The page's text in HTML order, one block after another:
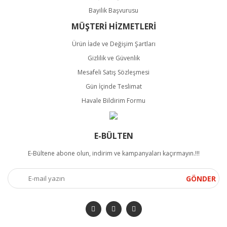
Bayilik Başvurusu
MÜŞTERİ HİZMETLERİ
Ürün İade ve Değişim Şartları
Gizlilik ve Güvenlik
Mesafeli Satış Sözleşmesi
Gün İçinde Teslimat
Havale Bildirim Formu
E-BÜLTEN
E-Bültene abone olun, indirim ve kampanyaları kaçırmayın.!!!
GÖNDER